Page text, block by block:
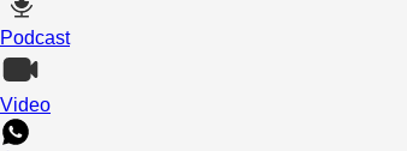
Podcast
Video